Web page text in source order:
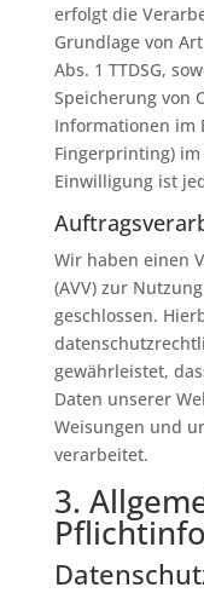
erfolgt die
Grundlage von
Abs. 1 TTDSG,
Speicherung von
Informationen im
Fingerprinting) im
Einwilligung ist
Wir haben einen
(AVV) zur
geschlossen.
gewährleistet,
Daten unserer
Weisungen und
verarbeitet.
3.